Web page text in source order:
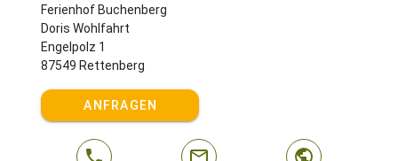
Ferienhof Buchenberg
Doris Wohlfahrt
Engelpolz 1
87549 Rettenberg
ANFRAGEN